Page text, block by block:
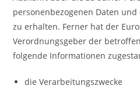
personenbezogenen Daten
zu erhalten. Ferner hat der
Verordnungsgeber der
folgende Informationen
die Verarbeitungszwecke